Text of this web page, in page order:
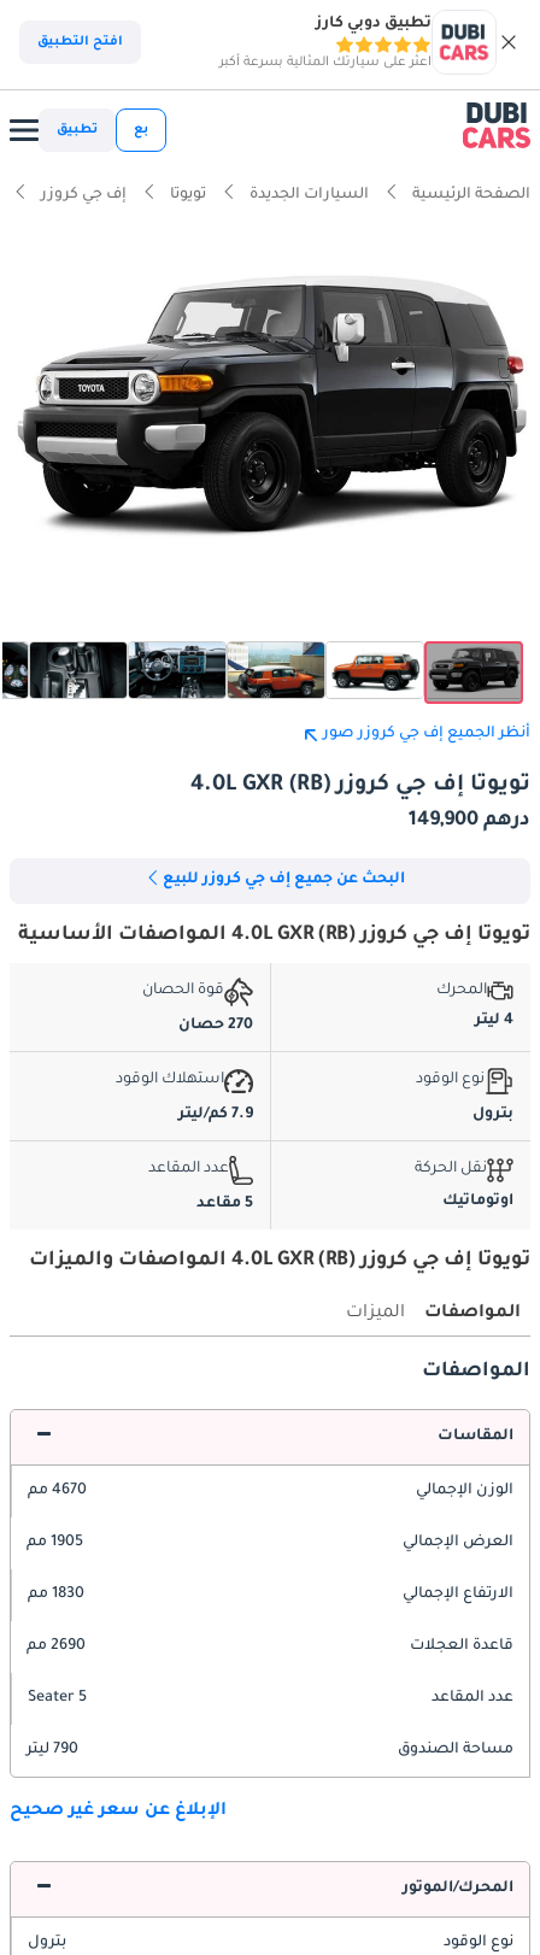
تطبيق دوبي كارز
اعثر على سيارتك المثالية بسرعة أكبر
افتح التطبيق
بع تطبيق
الصفحة الرئيسية السيارات الجديدة تويوتا إف جي كروزر
أنظر الجميع إف جي كروزر صور
تويوتا إف جي كروزر 4.0L GXR (RB)
درهم 149,900
البحث عن جميع إف جي كروزر للبيع
تويوتا إف جي كروزر 4.0L GXR (RB) المواصفات الأساسية
المحرك
4 ليتر
قوة الحصان
270 حصان
نوع الوقود
بترول
استهلاك الوقود
7.9 كم/ليتر
نقل الحركة
اوتوماتيك
عدد المقاعد
5 مقاعد
تويوتا إف جي كروزر 4.0L GXR (RB) المواصفات والميزات
المواصفات الميزات
المواصفات
المقاسات
الوزن الإجمالي 4670 مم
العرض الإجمالي 1905 مم
الارتفاع الإجمالي 1830 مم
قاعدة العجلات 2690 مم
عدد المقاعد 5 Seater
مساحة الصندوق 790 ليتر
الإبلاغ عن سعر غير صحيح
المحرك/الموتور
نوع الوقود بترول